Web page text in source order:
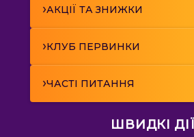
›АКЦІЇ ТА ЗНИЖКИ
›КЛУБ ПЕРВИНКИ
›ЧАСТІ ПИТАННЯ
ШВИДКІ ДІЇ